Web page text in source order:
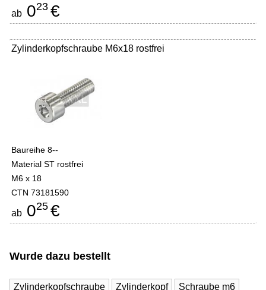
ab 023 €
Zylinderkopfschraube M6x18 rostfrei
Baureihe 8--
Material ST rostfrei
M6 x 18
CTN 73181590
ab 025 €
Wurde dazu bestellt
Zylinderkopfschraube Zylinderkopf
Schraube m6